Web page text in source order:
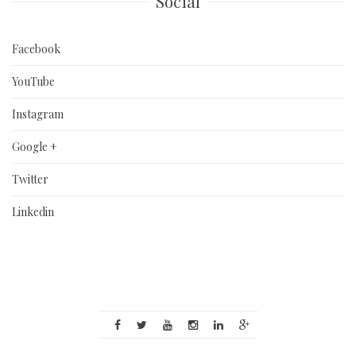
Facebook
YouTube
Instagram
Google +
Twitter
Linkedin